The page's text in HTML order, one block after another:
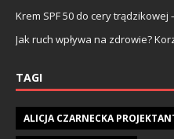
Krem SPF 50 do cery
Jak ruch wpływa na zdrowie?
TAGI
ALICJA CZARNECKA